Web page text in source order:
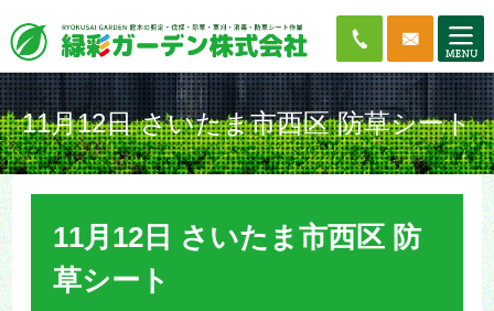
11月12日 さいたま市西区 防草シート
11月12日 さいたま市西区 防
草シート